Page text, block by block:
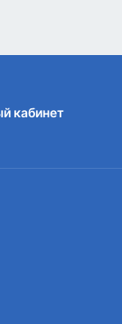
кабинет